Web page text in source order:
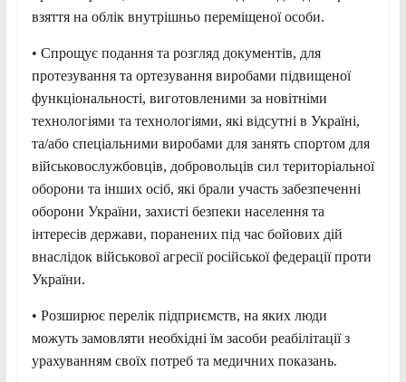
взяття на облік внутрішньо переміщеної особи.
• Спрощує подання та розгляд документів, для
протезування та ортезування виробами підвищеної
функціональності, виготовленими за новітніми
технологіями та технологіями, які відсутні в Україні,
та/або спеціальними виробами для занять спортом для
військовослужбовців, добровольців сил територіальної
оборони та інших осіб, які брали участь забезпеченні
оборони України, захисті безпеки населення та
інтересів держави, поранених під час бойових дій
внаслідок військової агресії російської федерації проти
України.
• Розширює перелік підприємств, на яких люди
можуть замовляти необхідні їм засоби реабілітації з
урахуванням своїх потреб та медичних показань.